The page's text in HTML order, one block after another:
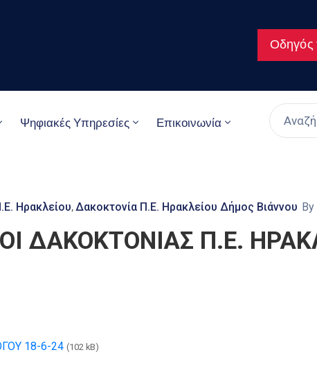
Οδηγός
Ψηφιακές Υπηρεσίες Επικοινωνία
Ηρακλείου‚ Δακοκτονία Π.Ε. Ηρακλείου Δήμος Βιάννου By
ΔΑΚΟΚΤΟΝΙΑΣ Π.Ε.
18-6-24 (102 kB)